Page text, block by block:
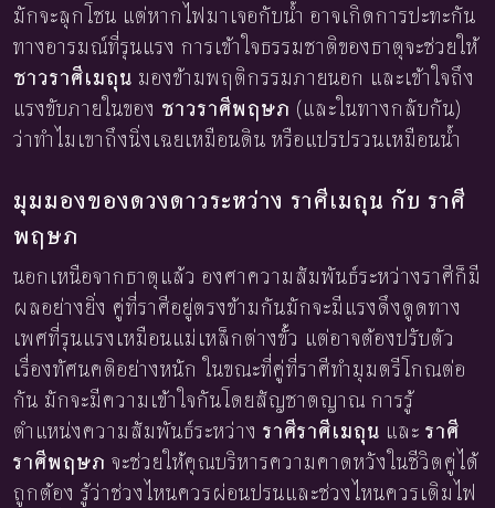
มักจะลุกโชน แต่หากไฟมาเจอกับน้ำ อาจเกิดการปะทะกัน
ทางอารมณ์ที่รุนแรง การเข้าใจธรรมชาติของธาตุจะช่วยให้
ชาวราศีเมถุน มองข้ามพฤติกรรมภายนอก และเข้าใจถึง
แรงขับภายในของ ชาวราศีพฤษภ (และในทางกลับกัน)
ว่าทำไมเขาถึงนิ่งเฉยเหมือนดิน หรือแปรปรวนเหมือนน้ำ
มุมมองของดวงดาวระหว่าง ราศีเมถุน กับ ราศี
พฤษภ
นอกเหนือจากธาตุแล้ว องศาความสัมพันธ์ระหว่างราศีก็มี
ผลอย่างยิ่ง คู่ที่ราศีอยู่ตรงข้ามกันมักจะมีแรงดึงดูดทาง
เพศที่รุนแรงเหมือนแม่เหล็กต่างขั้ว แต่อาจต้องปรับตัว
เรื่องทัศนคติอย่างหนัก ในขณะที่คู่ที่ราศีทำมุมตรีโกณต่อ
กัน มักจะมีความเข้าใจกันโดยสัญชาตญาณ การรู้
ตำแหน่งความสัมพันธ์ระหว่าง ราศีราศีเมถุน และ ราศี
ราศีพฤษภ จะช่วยให้คุณบริหารความคาดหวังในชีวิตคู่ได้
ถูกต้อง รู้ว่าช่วงไหนควรผ่อนปรนและช่วงไหนควรเติมไฟ